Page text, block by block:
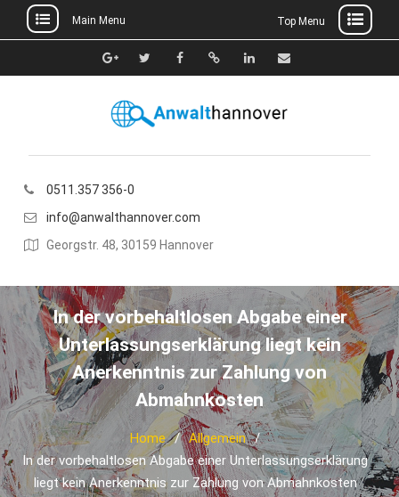
to
Main Menu Top Menu
Google+TwitterFacebook
Xing Linkedin
E-
0511.357 356-0
info@anwalthannover.com
Georgstr. 48, 30159 Hannover
In der vorbehaltlosen Abgabe einer
Unterlassungserklärung liegt kein
Anerkenntnis zur Zahlung von
Abmahnkosten
Home
Allgemein
In der vorbehaltlosen Abgabe einer Unterlassungserklärung
liegt kein Anerkenntnis zur Zahlung von Abmahnkosten